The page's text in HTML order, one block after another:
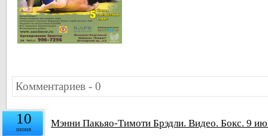
Комментариев - 0
10
июня Мэнни Пакьяо-Тимоти Брэдли. Видео. Бокс. 9